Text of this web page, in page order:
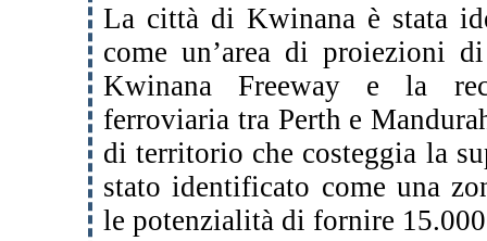
La città di Kwinana è stata
come un’area di proiezioni
Kwinana Freeway e la
ferroviaria tra Perth e
di territorio che costeggia la
stato identificato come una
le potenzialità di fornire